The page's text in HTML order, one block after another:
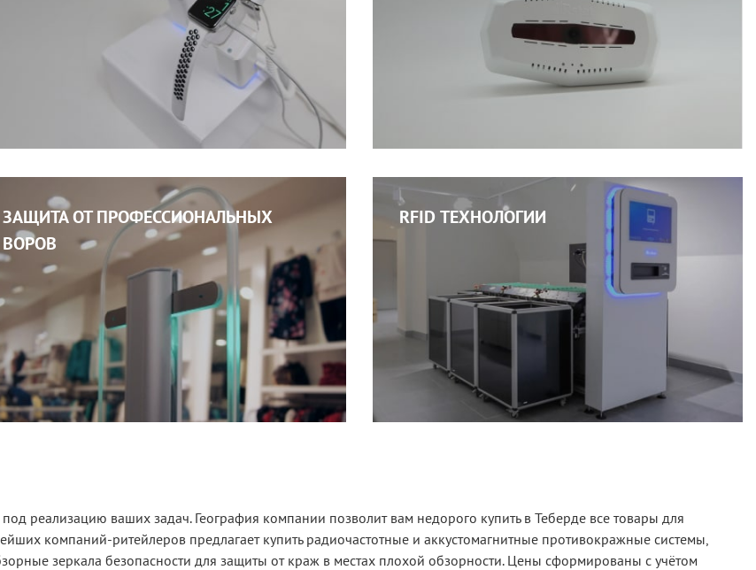
ЗАЩИТА ОТ ПРОФЕССИОНАЛЬНЫХ
ВОРОВ
RFID ТЕХНОЛОГИИ
реализацию ваших задач. География компании позволит вам недорого купить в Теберде все товары для
компаний-ритейлеров предлагает купить радиочастотные и аккустомагнитные противокражные системы,
зеркала безопасности для защиты от краж в местах плохой обзорности. Цены сформированы с учётом